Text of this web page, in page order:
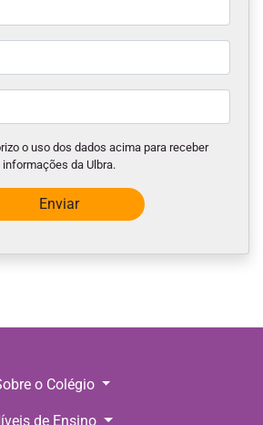
o uso dos dados acima para receber
informações da Ulbra.
Enviar
o Colégio
de Ensino